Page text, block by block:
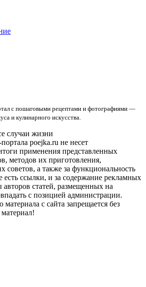
с пошаговыми рецептами и фотографиями —
и кулинарного искусства.
случаи жизни
poejka.ru не несет
применения представленных
методов их приготовления,
советов, а также за функциональность
есть ссылки, и за содержание рекламных
авторов статей, размещенных на
с позицией администрации.
с сайта запрещается без